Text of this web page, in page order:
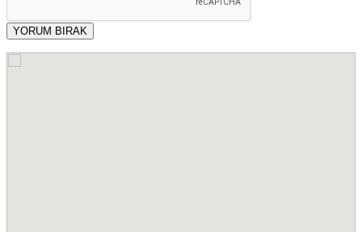
YORUM BIRAK